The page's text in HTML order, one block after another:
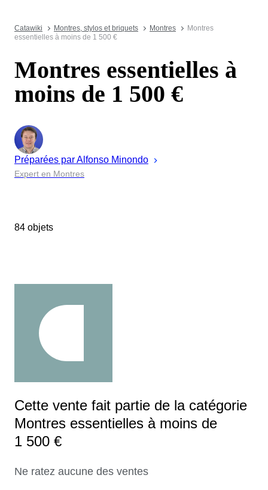
Catawiki Montres, stylos et briquets Montres
Montres
essentielles à moins de 1 500 €
Montres essentielles à
moins de 1 500 €
Préparées parAlfonso Minondo
Expert en Montres
84 objets
Cette vente fait partie de la catégorie
Montres essentielles à moins de
1 500 €
Ne ratez aucune des ventes